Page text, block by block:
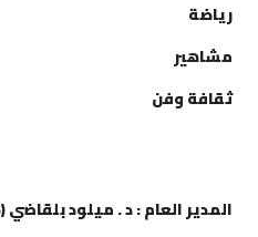
رياضة
مشاهير
ثقافة وفن
المدير العام : د . ميلود بلقاضي (0661100605)